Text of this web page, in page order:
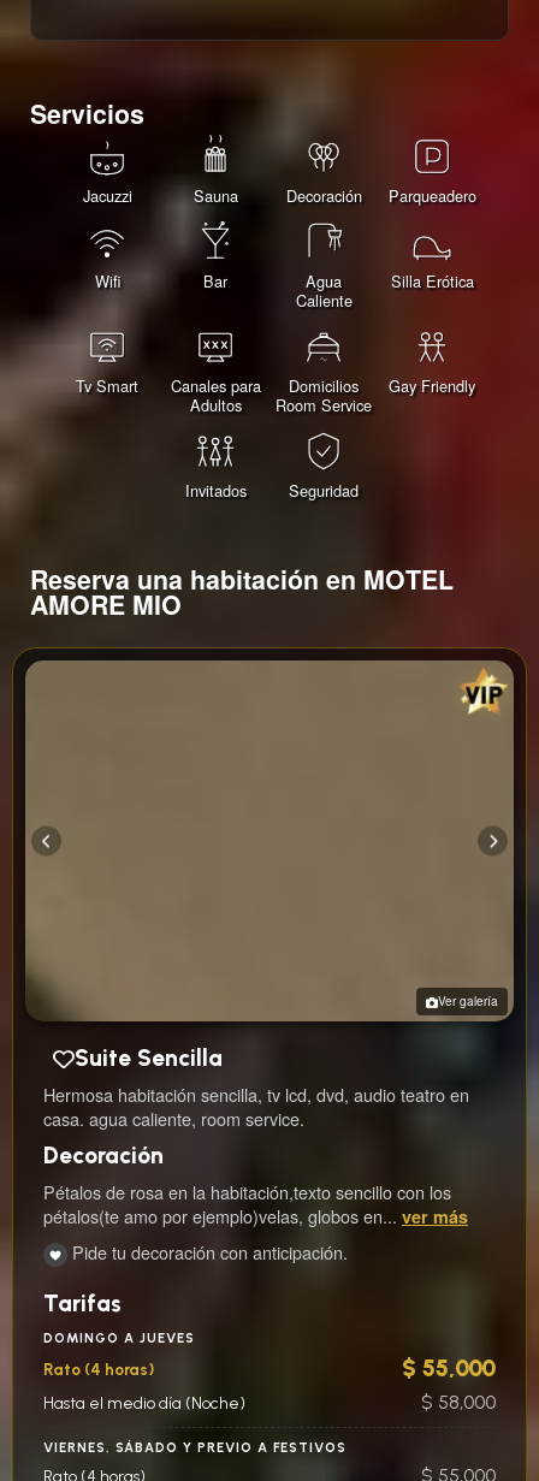
Servicios
Jacuzzi Sauna Decoración Parqueadero
Wifi Bar
Agua
Caliente
Silla Erótica
Tv Smart
Canales para
Adultos
Domicilios
Room Service
Gay Friendly
Invitados Seguridad
Reserva una habitación en MOTEL
AMORE MIO
Ver galería
Suite Sencilla
Hermosa habitación sencilla, tv lcd, dvd, audio teatro en
casa. agua caliente, room service.
Decoración
Pétalos de rosa en la habitación,texto sencillo con los
pétalos(te amo por ejemplo)velas, globos en... ver más
Pide tu decoración con anticipación.
Tarifas
DOMINGO A JUEVES
Rato (4 horas) $ 55,000
Hasta el medio día (Noche) $ 58,000
VIERNES, SÁBADO Y PREVIO A FESTIVOS
Rato (4 horas) $ 55,000